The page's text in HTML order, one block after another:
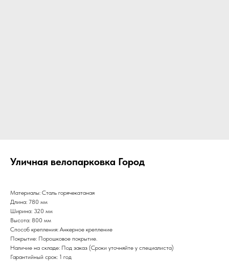
Уличная велопарковка Город
Материалы: Сталь горячекатаная
Длина: 780 мм
Ширина: 320 мм
Высота: 800 мм
Способ крепления: Анкерное крепление
Покрытие: Порошковое покрытие.
Наличие на складе: Под заказ (Сроки уточняйте у специалиста)
Гарантийный срок: 1 год